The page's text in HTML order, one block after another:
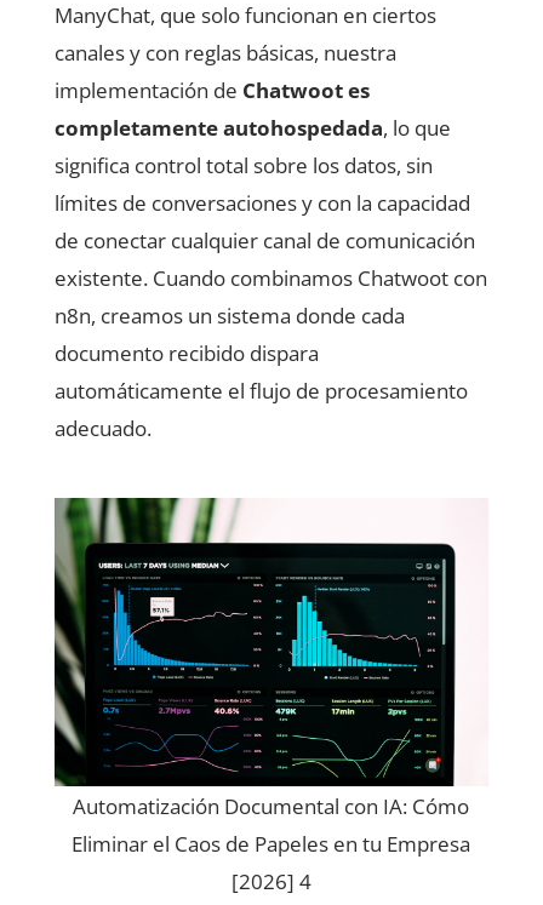
ManyChat, que solo funcionan en ciertos
canales y con reglas básicas, nuestra
implementación de Chatwoot es
completamente autohospedada, lo que
significa control total sobre los datos, sin
límites de conversaciones y con la capacidad
de conectar cualquier canal de comunicación
existente. Cuando combinamos Chatwoot con
n8n, creamos un sistema donde cada
documento recibido dispara
automáticamente el flujo de procesamiento
adecuado.
Automatización Documental con IA: Cómo
Eliminar el Caos de Papeles en tu Empresa
[2026] 4